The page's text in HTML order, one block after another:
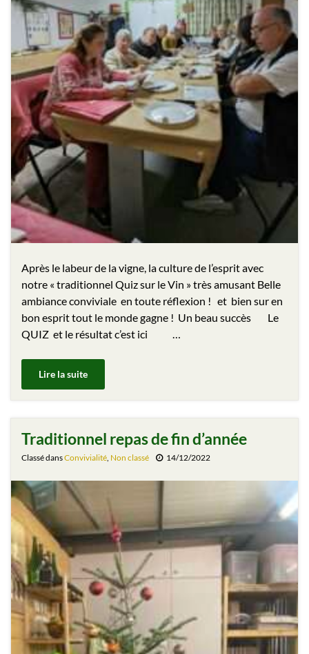
Après le labeur de la vigne, la culture de l’esprit avec
notre « traditionnel Quiz sur le Vin » très amusant Belle
ambiance conviviale en toute réflexion ! et bien sur en
bon esprit tout le monde gagne ! Un beau succès Le
QUIZ et le résultat c’est ici …
Lire la suite
Traditionnel repas de fin d’année
Classé dansConvivialité, Non classé 14/12/2022